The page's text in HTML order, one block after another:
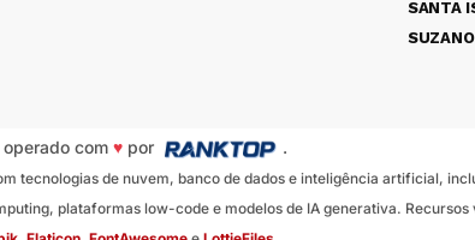
SANTA
SUZANO
com ♥por .
tecnologias de nuvem, banco de dados e inteligência artificial,
plataformas low-code e modelos de IA generativa. Recursos